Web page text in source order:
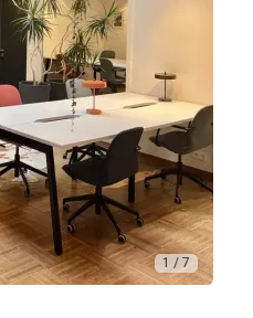
1 / 7